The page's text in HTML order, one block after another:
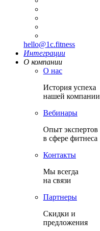
hello@1c.fitness
Интеграции
О компании
О нас
История успеха
нашей компании
Вебинары
Опыт экспертов
в сфере фитнеса
Контакты
Мы всегда
на связи
Партнеры
Скидки и
предложения